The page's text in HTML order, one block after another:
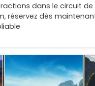
dans le circuit de
réservez dès